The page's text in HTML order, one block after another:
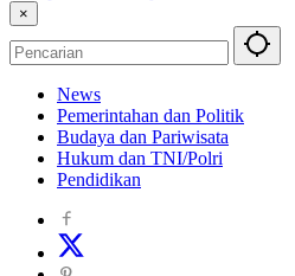
×
News
Pemerintahan dan Politik
Budaya dan Pariwisata
Hukum dan TNI/Polri
Pendidikan